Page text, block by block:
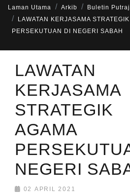
Laman Utama Arkib
Buletin
LAWATAN KERJASAMA
PERSEKUTUAN DI NEGERI SABAH
LAWATAN
KERJASAMA
AGAMA
NEGERI
02 APRIL 2021